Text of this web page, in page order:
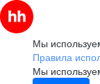
Мы
Правила
Мы